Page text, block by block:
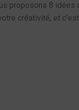
proposons 8 idées
créativité, et